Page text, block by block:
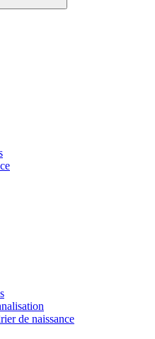
de naissance